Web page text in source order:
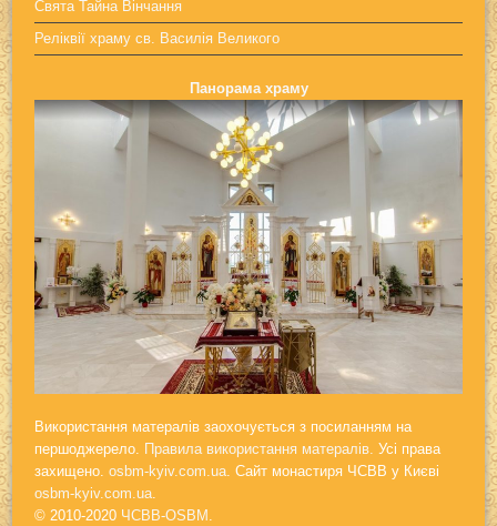
Свята Тайна Вінчання
Реліквії храму св. Василія Великого
Панорама храму
Використання матералів заохочується з посиланням на
першоджерело. Правила використання матералів. Усі права
захищено.osbm-kyiv.com.ua. Сайт монастиря ЧСВВ у Києві
osbm-kyiv.com.ua.
© 2010-2020 ЧСВВ-OSBM .